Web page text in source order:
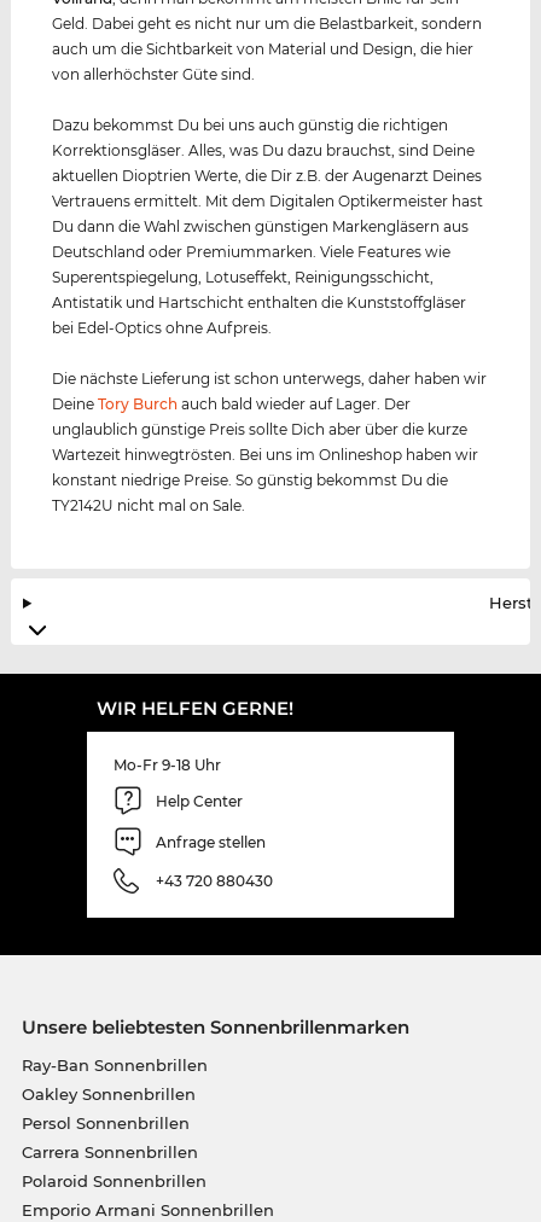
Geld. Dabei geht es nicht nur um die Belastbarkeit, sondern
auch um die Sichtbarkeit von Material und Design, die hier
von allerhöchster Güte sind.
Dazu bekommst Du bei uns auch günstig die richtigen
Korrektionsgläser. Alles, was Du dazu brauchst, sind Deine
aktuellen Dioptrien Werte, die Dir z.B. der Augenarzt Deines
Vertrauens ermittelt. Mit dem Digitalen Optikermeister hast
Du dann die Wahl zwischen günstigen Markengläsern aus
Deutschland oder Premiummarken. Viele Features wie
Superentspiegelung, Lotuseffekt, Reinigungsschicht,
Antistatik und Hartschicht enthalten die Kunststoffgläser
bei Edel-Optics ohne Aufpreis.
Die nächste Lieferung ist schon unterwegs, daher haben wir
DeineTory Burch auch bald wieder auf Lager. Der
unglaublich günstige Preis sollte Dich aber über die kurze
Wartezeit hinwegtrösten. Bei uns im Onlineshop haben wir
konstant niedrige Preise. So günstig bekommst Du die
TY2142U nicht mal on Sale.
WIR HELFEN GERNE!
Mo-Fr 9-18 Uhr
Help Center
Anfrage stellen
+43 720 880430
Unsere beliebtesten Sonnenbrillenmarken
Ray-Ban Sonnenbrillen
Oakley Sonnenbrillen
Persol Sonnenbrillen
Carrera Sonnenbrillen
Polaroid Sonnenbrillen
Emporio Armani Sonnenbrillen